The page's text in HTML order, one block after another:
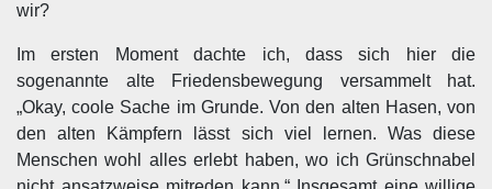
wir?
Im ersten Moment dachte ich, dass sich hier die
sogenannte alte Friedensbewegung versammelt hat.
„Okay, coole Sache im Grunde. Von den alten Hasen, von
den alten Kämpfern lässt sich viel lernen. Was diese
Menschen wohl alles erlebt haben, wo ich Grünschnabel